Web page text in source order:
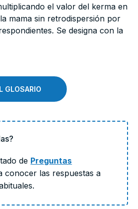
GLOSARIO
de Preguntas
conocer las respuestas a
el valor del kerma en
mama sin retrodispersión por
Se designa con la